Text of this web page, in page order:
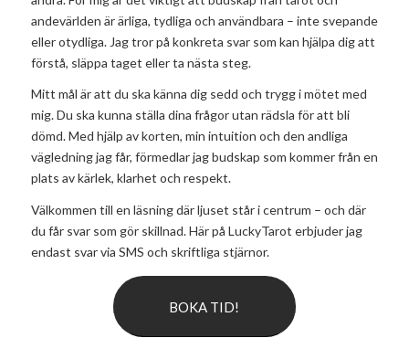
andevärlden är ärliga, tydliga och användbara – inte svepande
eller otydliga. Jag tror på konkreta svar som kan hjälpa dig att
förstå, släppa taget eller ta nästa steg.
Mitt mål är att du ska känna dig sedd och trygg i mötet med
mig. Du ska kunna ställa dina frågor utan rädsla för att bli
dömd. Med hjälp av korten, min intuition och den andliga
vägledning jag får, förmedlar jag budskap som kommer från en
plats av kärlek, klarhet och respekt.
Välkommen till en läsning där ljuset står i centrum – och där
du får svar som gör skillnad. Här på LuckyTarot erbjuder jag
endast svar via SMS och skriftliga stjärnor.
BOKA TID!